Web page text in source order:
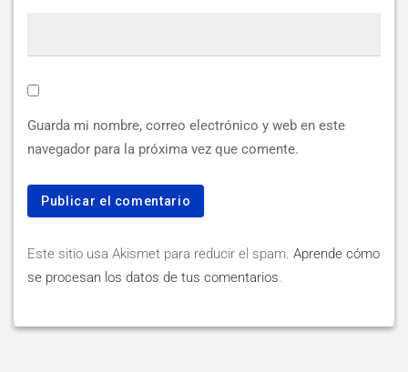
Guarda mi nombre, correo electrónico y web en este
navegador para la próxima vez que comente.
Este sitio usa Akismet para reducir el spam. Aprende cómo
se procesan los datos de tus comentarios.